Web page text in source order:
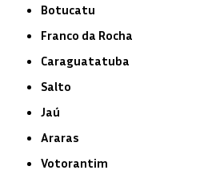
Botucatu
Franco da Rocha
Caraguatatuba
Salto
Jaú
Araras
Votorantim